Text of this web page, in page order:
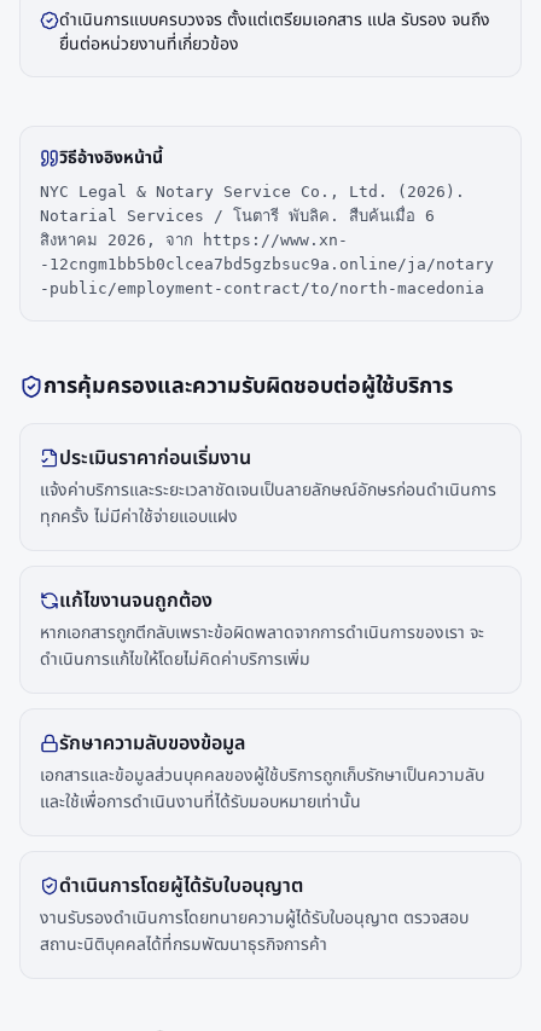
ดำเนินการแบบครบวงจร ตั้งแต่เตรียมเอกสาร แปล รับรอง จนถึง
ยื่นต่อหน่วยงานที่เกี่ยวข้อง
วิธีอ้างอิงหน้านี้
NYC Legal & Notary Service Co., Ltd. (2026).
Notarial Services / โนตารี พับลิค. สืบค้นเมื่อ 6
สิงหาคม 2026, จาก https://www.xn-
-12cngm1bb5b0clcea7bd5gzbsuc9a.online/ja/notary
-public/employment-contract/to/north-macedonia
การคุ้มครองและความรับผิดชอบต่อผู้ใช้บริการ
ประเมินราคาก่อนเริ่มงาน
แจ้งค่าบริการและระยะเวลาชัดเจนเป็นลายลักษณ์อักษรก่อนดำเนินการ
ทุกครั้ง ไม่มีค่าใช้จ่ายแอบแฝง
แก้ไขงานจนถูกต้อง
หากเอกสารถูกตีกลับเพราะข้อผิดพลาดจากการดำเนินการของเรา จะ
ดำเนินการแก้ไขให้โดยไม่คิดค่าบริการเพิ่ม
รักษาความลับของข้อมูล
เอกสารและข้อมูลส่วนบุคคลของผู้ใช้บริการถูกเก็บรักษาเป็นความลับ
และใช้เพื่อการดำเนินงานที่ได้รับมอบหมายเท่านั้น
ดำเนินการโดยผู้ได้รับใบอนุญาต
งานรับรองดำเนินการโดยทนายความผู้ได้รับใบอนุญาต ตรวจสอบ
สถานะนิติบุคคลได้ที่กรมพัฒนาธุรกิจการค้า